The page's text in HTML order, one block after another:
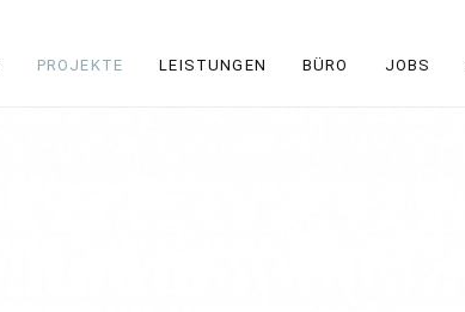
PROJEKTE LEISTUNGEN BÜRO JOBS